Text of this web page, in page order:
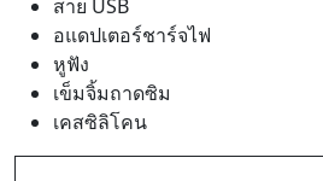
สาย USB
อแดปเตอร์ชาร์จไฟ
หูฟัง
เข็มจิ้มถาดซิม
เคสซิลิโคน